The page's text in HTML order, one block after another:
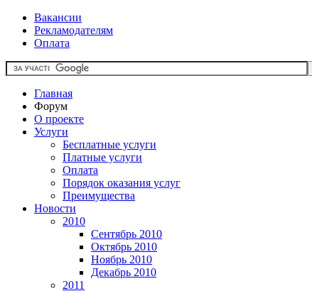
Вакансии
Рекламодателям
Оплата
Главная
Форум
О проекте
Услуги
Бесплатные услуги
Платные услуги
Оплата
Порядок оказания услуг
Преимущества
Новости
2010
Сентябрь 2010
Октябрь 2010
Ноябрь 2010
Декабрь 2010
2011